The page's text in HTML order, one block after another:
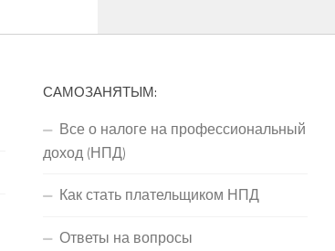
САМОЗАНЯТЫМ:
Все о налоге на профессиональный
доход (НПД)
Как стать плательщиком НПД
Ответы на вопросы